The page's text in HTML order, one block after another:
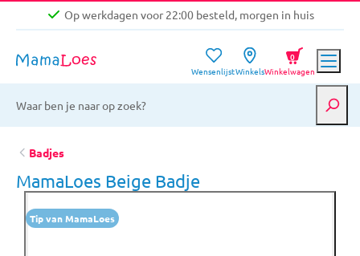
Op werkdagen voor 22:00 besteld, morgen in huis
Gratis verzending vanaf €39,-
Op werkdagen voor 22:00 besteld, morgen in huis
WensenlijstWinkelsWinkelwagen
0
Badjes
MamaLoes Beige Badje
Tip van MamaLoes